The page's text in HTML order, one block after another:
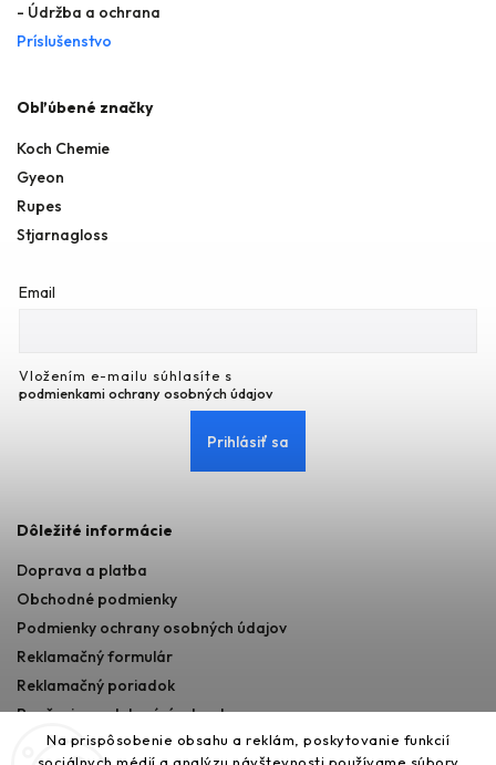
Na prispôsobenie obsahu a reklám, poskytovanie funkcií
- Údržba a ochrana
Príslušenstvo
Obľúbené značky
Koch Chemie
Gyeon
Rupes
Stjarnagloss
Email
Vložením e-mailu súhlasíte s
podmienkami ochrany osobných údajov
Prihlásiť sa
Dôležité informácie
Doprava a platba
Obchodné podmienky
Podmienky ochrany osobných údajov
Reklamačný formulár
Reklamačný poriadok
Poučenie o odstupéní od zmluvy